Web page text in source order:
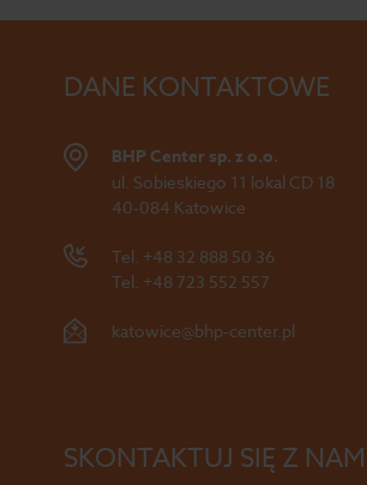
DANE KONTAKTOWE
BHP Center sp. z o.o.
ul. Sobieskiego 11 lokal CD 18
40-084 Katowice
Tel. +48 32 888 50 36
Tel. +48 723 552 557
katowice@bhp-center.pl
SKONTAKTUJ SIĘ Z